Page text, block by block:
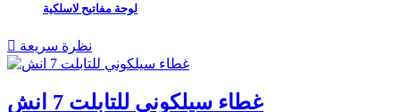
لوحة مفاتيح لاسلكية
 نظرة سريعة
غطاء سيلكوني للتابلت 7 انش